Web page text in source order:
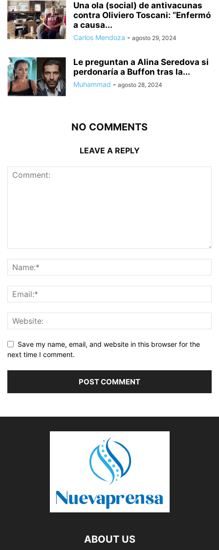
Una ola (social) de antivacunas
contra Oliviero Toscani: “Enfermó
a causa...
Carlos Mendoza - agosto 29, 2024
Le preguntan a Alina Seredova si
perdonaría a Buffon tras la...
Muhammad - agosto 28, 2024
NO COMMENTS
LEAVE A REPLY
Save my name, email, and website in this browser for the
next time I comment.
ABOUT US